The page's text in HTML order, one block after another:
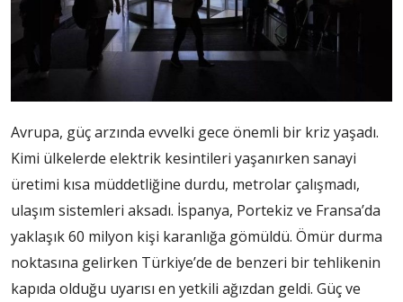
Avrupa, güç arzında evvelki gece önemli bir kriz yaşadı.
Kimi ülkelerde elektrik kesintileri yaşanırken sanayi
üretimi kısa müddetliğine durdu, metrolar çalışmadı,
ulaşım sistemleri aksadı. İspanya, Portekiz ve Fransa’da
yaklaşık 60 milyon kişi karanlığa gömüldü. Ömür durma
noktasına gelirken Türkiye’de de benzeri bir tehlikenin
kapıda olduğu uyarısı en yetkili ağızdan geldi. Güç ve